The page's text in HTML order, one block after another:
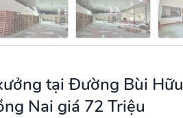
tại Đường Bùi Hữu
Nai giá 72 Triệu